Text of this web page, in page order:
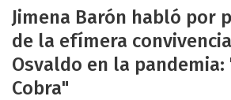
Jimena Barón habló por
de la efímera
Osvaldo en la pandemia:
Cobra"